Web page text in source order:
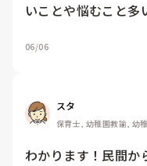
いことや悩むこと多
06/06
スタ
保育士, 幼稚園教諭, 幼
わかります！民間か